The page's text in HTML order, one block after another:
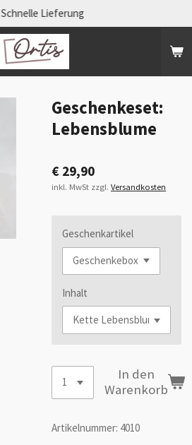
Schnelle Lieferung
Geschenkeset:
Lebensblume
€ 29,90
inkl. MwSt zzgl. Versandkosten
Geschenkartikel
Inhalt
In den
Warenkorb
Artikelnummer: 4010